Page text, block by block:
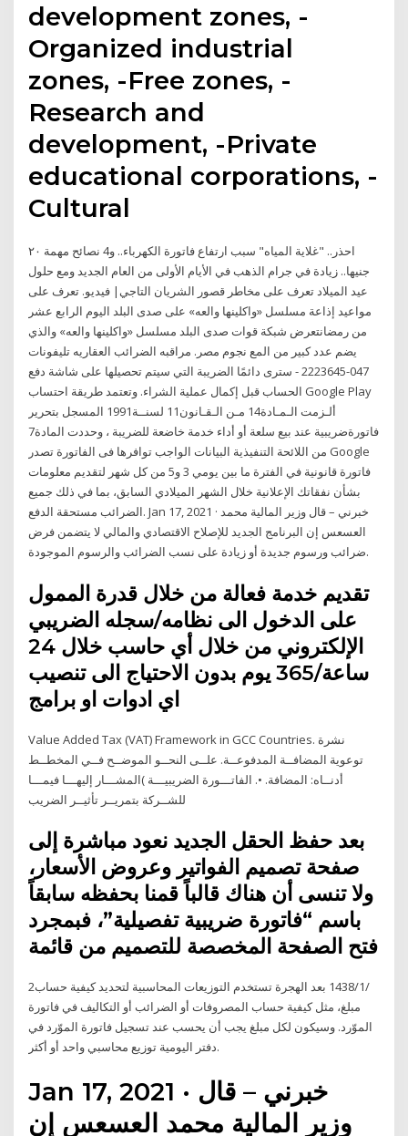
development zones, -
Organized industrial
zones, -Free zones, -
Research and
development, -Private
educational corporations, -
Cultural
احذر.. "غلاية المياه" سبب ارتفاع فاتورة الكهرباء.. و4 نصائح مهمة ٢٠
جنيها.. زيادة في جرام الذهب في الأيام الأولى من العام الجديد ومع حلول
عيد الميلاد تعرف على مخاطر قصور الشريان التاجي| فيديو. تعرف على
مواعيد إذاعة مسلسل «واكلينها والعه» على صدى البلد اليوم الرابع عشر
من رمضانتعرض شبكة قوات صدى البلد مسلسل «واكلينها والعه» والذي
يضم عدد كبير من المع نجوم مصر. مراقبه الضرائب العقاريه تليفونات
047-2223645 - سترى دائمًا الضريبة التي سيتم تحصيلها على شاشة دفع
الحساب قبل إكمال عملية الشراء. وتعتمد طريقة احتساب Google Play
ألـزمت الـمـادة14 مـن الـقـانون11 لسنــة1991 المسجل بتحرير
فاتورةضريبية عند بيع سلعة أو أداء خدمة خاضعة للضريبة ، وحددت المادة7
من اللائحة التنفيذية البيانات الواجب توافرها فى الفاتورة تصدر Google
فاتورة قانونية في الفترة ما بين يومي 3 و5 من كل شهر لتقديم معلومات
بشأن نفقاتك الإعلانية خلال الشهر الميلادي السابق، بما في ذلك جميع
الضرائب مستحقة الدفع. Jan 17, 2021 · خبرني – قال وزير المالية محمد
العسعس إن البرنامج الجديد للإصلاح الاقتصادي والمالي لا يتضمن فرض
ضرائب ورسوم جديدة أو زيادة على نسب الضرائب والرسوم الموجودة.
تقديم خدمة فعالة من خلال قدرة الممول
على الدخول الى نظامه/سجله الضريبي
الإلكتروني من خلال أي حاسب خلال 24
ساعة/365 يوم بدون الاحتياج الى تنصيب
Value Added Tax (VAT) Framework in GCC Countries. نشرة
توعوية المضافــة المدفوعــة. علــى النحــو الموضــح فــي المخطــط
أدنــاه: المضافة. •. الفاتـــورة الضريبيـــة )المشـــار إليهـــا فيمـــا
للشــركة بتمريــر تأثيــر الضريب
بعد حفظ الحقل الجديد نعود مباشرة إلى
صفحة تصميم الفواتير وعروض الأسعار،
ولا تنسى أن هناك قالباً قمنا بحفظه سابقاً
باسم “فاتورة ضريبية تفصيلية”، فبمجرد
فتح الصفحة المخصصة للتصميم من قائمة
2‏‏/1‏‏/1438 بعد الهجرة تستخدم التوزيعات المحاسبية لتحديد كيفية حساب
مبلغ، مثل كيفية حساب المصروفات أو الضرائب أو التكاليف في فاتورة
الموّرد. وسيكون لكل مبلغ يجب أن يحسب عند تسجيل فاتورة الموّرد في
دفتر اليومية توزيع محاسبي واحد أو أكثر.
Jan 17, 2021 · خبرني – قال
وزير المالية محمد العسعس إن